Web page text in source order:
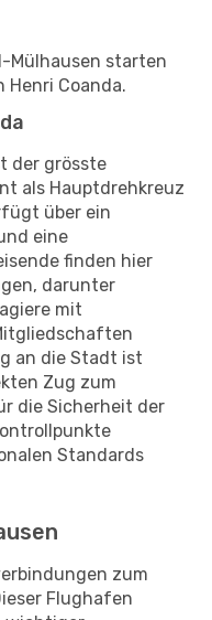
Mülhausen starten
Coanda.
der grösste
als Hauptdrehkreuz
über ein
eine
finden hier
darunter
mit
an die Stadt ist
Zug zum
die Sicherheit der
Standards
zum
Flughafen